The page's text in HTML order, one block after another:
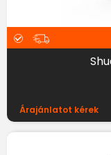
Árajánlatot kérek